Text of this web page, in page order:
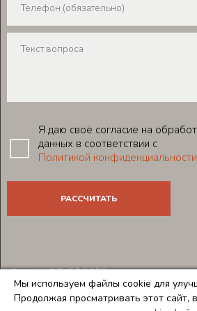
Я даю своё согласие на
данных в соответствии с
Политикой конфиденциальности
Copyright © THE DOORS
Создание и продвижение сайтовTeam-B
Правила использования сайта
Мы используем файлы cookie для
Продолжая просматривать этот сайт,